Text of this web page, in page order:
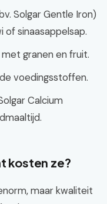
Solgar Gentle Iron)
of sinaasappelsap.
granen en fruit.
voedingsstoffen.
Calcium
kosten ze?
maar kwaliteit